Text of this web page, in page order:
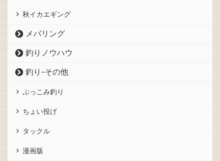
秋イカエギング
メバリング
釣りノウハウ
釣り-その他
ぶっこみ釣り
ちょい投げ
タックル
漫画版